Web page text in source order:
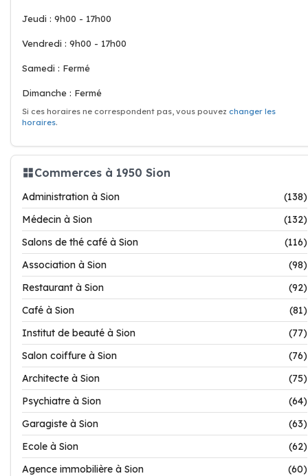
Jeudi : 9h00 - 17h00
Vendredi : 9h00 - 17h00
Samedi : Fermé
Dimanche : Fermé
Si ces horaires ne correspondent pas, vous pouvez changer les
horaires.
Commerces à 1950 Sion
Administration à Sion
(138)
Médecin à Sion
(132)
Salons de thé café à Sion
(116)
Association à Sion
(98)
Restaurant à Sion
(92)
Café à Sion
(81)
Institut de beauté à Sion
(77)
Salon coiffure à Sion
(76)
Architecte à Sion
(75)
Psychiatre à Sion
(64)
Garagiste à Sion
(63)
Ecole à Sion
(62)
Agence immobilière à Sion
(60)